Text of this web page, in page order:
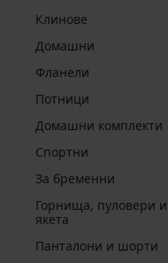
Клинове
Домашни
Фланели
Потници
Домашни комплекти
Спортни
За бременни
Горнища, пуловери и
якета
Панталони и шорти